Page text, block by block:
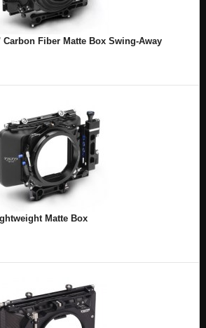
Carbon Fiber Matte Box Swing-Away
Matte Box